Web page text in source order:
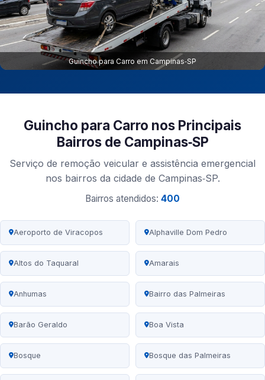
Guincho para Carro em Campinas‑SP
Guincho para Carro nos Principais
Bairros de Campinas‑SP
Serviço de remoção veicular e assistência emergencial
nos bairros da cidade de Campinas‑SP.
Bairros atendidos: 400
Aeroporto de Viracopos Alphaville Dom Pedro
Altos do Taquaral Amarais
Anhumas Bairro das Palmeiras
Barão Geraldo Boa Vista
Bosque Bosque das Palmeiras